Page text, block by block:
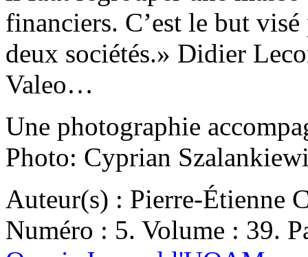
financiers. C’est le but
deux sociétés.» Didier
Valeo…
Une photographie
Photo: Cyprian
Auteur(s) : Pierre-Étienne
Numéro : 5. Volume : 39.